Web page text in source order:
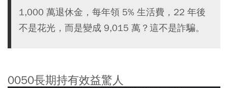
1,000 萬退休金，每年領 5% 生活費，22 年後
不是花光，而是變成 9,015 萬？這不是詐騙。
0050長期持有效益驚人